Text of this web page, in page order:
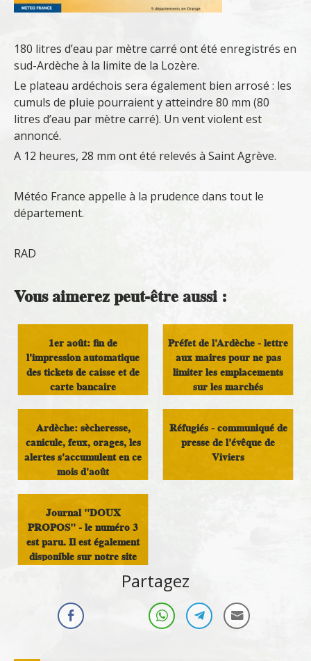
180 litres d’eau par mètre carré ont été enregistrés en
sud-Ardèche à la limite de la Lozère.
Le plateau ardéchois sera également bien arrosé : les
cumuls de pluie pourraient y atteindre 80 mm (80
litres d’eau par mètre carré). Un vent violent est
annoncé.
A 12 heures, 28 mm ont été relevés à Saint Agrève.
Météo France appelle à la prudence dans tout le
département.
RAD
Vous aimerez peut-être aussi :
1er août: fin de
l'impression automatique
des tickets de caisse et de
carte bancaire
autour du Doux
Préfet de l'Ardèche - lettre
aux maires pour ne pas
limiter les emplacements
sur les marchés
Ardèche: sècheresse,
canicule, feux, orages, les
alertes s'accumulent en ce
mois d'août
autour du Doux
Réfugiés - communiqué de
presse de l'évêque de
Viviers
Journal "DOUX
PROPOS" - le numéro 3
est paru. Il est également
disponible sur notre site
Infos RassemblementPartagez